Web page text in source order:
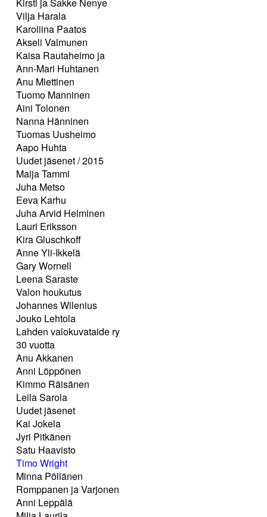
Vilja Harala
Karoliina Paatos
Akseli Valmunen
Kaisa Rautaheimo ja
Ann-Mari Huhtanen
Anu Miettinen
Tuomo Manninen
Aini Tolonen
Nanna Hänninen
Tuomas Uusheimo
Aapo Huhta
Uudet jäsenet / 2015
Maija Tammi
Juha Metso
Eeva Karhu
Juha Arvid Helminen
Lauri Eriksson
Kira Gluschkoff
Anne Yli-Ikkelä
Gary Wornell
Leena Saraste
Valon houkutus
Johannes Wilenius
Jouko Lehtola
Lahden valokuvataide ry
30 vuotta
Anu Akkanen
Anni Löppönen
Kimmo Räisänen
Leila Sarola
Uudet jäsenet
Kai Jokela
Jyri Pitkänen
Satu Haavisto
Timo Wright
Minna Pöllänen
Romppanen ja Varjonen
Anni Leppälä